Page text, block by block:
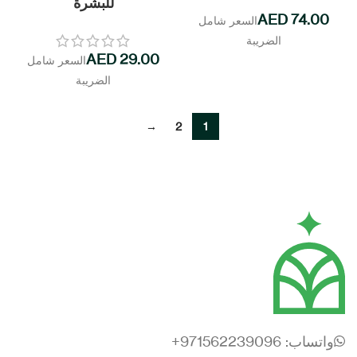
AED
للبشرة
AED
1
2
→
واتساب: 971562239096+